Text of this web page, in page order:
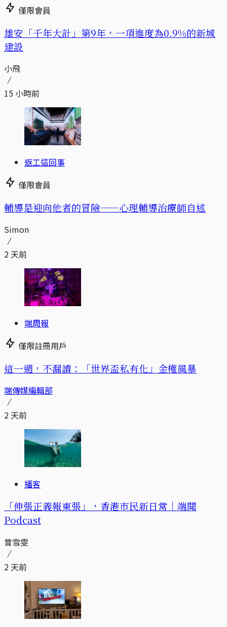
僅限會員
​​雄安「千年大計」第9年，一項進度為0.9%的新城
建設
小飛
15 小時前
返工這回事
僅限會員
輔導是迎向他者的冒險——心理輔導治療師自述
Simon
2 天前
端周報
僅限註冊用戶
這一週，不漏讀：「世界盃私有化」金權風暴
端傳媒編輯部
2 天前
播客
「伸張正義報東張」，香港市民新日常｜端聞
Podcast
曾雪雯
2 天前